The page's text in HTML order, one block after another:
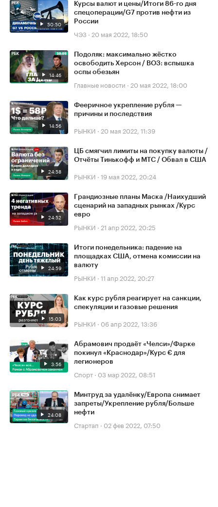
50:50
Курсы валют и цены/Итоги 86-го дня
спецоперации/G7 против нефти из
России
ЧЭЗ · 20 мая 2022, 18:50
14:46
Подоляк: максимально жёстко
освободить Херсон / ВОЗ: вспышка
оспы обезьян
Главные новости · 20 мая 2022, 18:00
14:56
Фееричное укрепление рубля —
причины и последствия
РЫНКИ · 20 мая 2022, 11:39
24:58
ЦБ смягчил лимиты на покупку валюты /
Отчёты Тинькофф и МТС / Обвал в США
РЫНКИ · 19 мая 2022, 20:24
24:52
Грандиозные планы Маска /Наихудший
сценарий на западных рынках /Курс
евро
РЫНКИ · 21 апр 2022, 20:25
24:59
Итоги понедельника: падение на
площадках США, отмена комиссии на
валюту
РЫНКИ · 11 апр 2022, 20:27
15:03
Как курс рубля реагирует на санкции,
спекуляции и газовые решения
РЫНКИ · 06 апр 2022, 13:36
3:56
Абрамович продаёт «Челси»/Фарке
покинул «Краснодар»/Курс € для
легионеров
Спорт · 03 мар 2022, 08:51
24:08
Минтруд за удалёнку/Европа снимает
запреты/Укрепление рубля/Больше
нефти
Стартап · 02 фев 2022, 07:50